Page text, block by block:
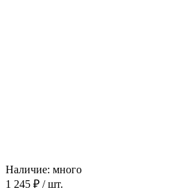
Наличие: много
1 245 ₽ / шт.